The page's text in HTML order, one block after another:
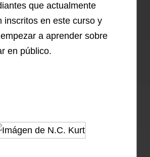
que actualmente
inscritos en este curso y
a aprender sobre
en público.